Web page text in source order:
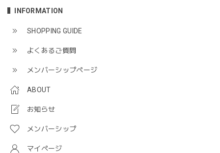
INFORMATION
SHOPPING GUIDE
よくあるご質問
メンバーシップページ
ABOUT
お知らせ
メンバーシップ
マイページ